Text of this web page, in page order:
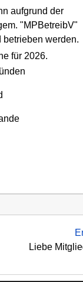
aufgrund der
"MPBetreibV"
betrieben werden.
für 2026.
Liebe